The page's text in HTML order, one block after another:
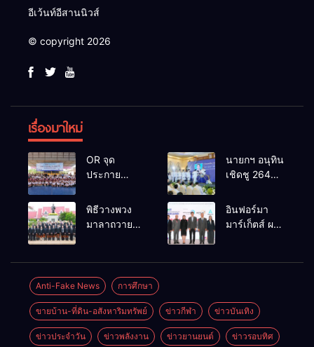
อีเว้นท์อีสานนิวส์
© copyright 2026
เรื่องมาใหม่
OR จุด
ประกาย
เยาวชน ผ่าน
นายกฯ อนุทิน
เชิดชู 264
บ้านยอดเยี่ยม
มอบแหนบ
เกียรติยศแห่ง
พิธีวางพวง
มาลาถวาย
2569 และ
การแข่งขัน
ฟุตบอลวันรพี
เพื่อเชื่อม
ความสัมพันธ์
อินฟอร์มา
มาร์เก็ตส์ ผนึก
Thailand
2026 เชื่อม 4
งานใหญ่
Anti-Fake News การศึกษา
ขายบ้าน-ที่ดิน-อสังหาริมทรัพย์ ข่าวกีฬา ข่าวบันเทิง
ข่าวประจำวัน ข่าวพลังงาน ข่าวยานยนต์ ข่าวรอบทิศ